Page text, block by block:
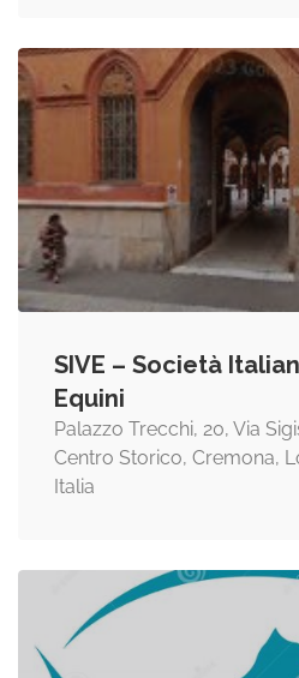
SIVE – Società
Equini
Palazzo Trecchi, 20, Via
Centro Storico, Cremona,
Italia